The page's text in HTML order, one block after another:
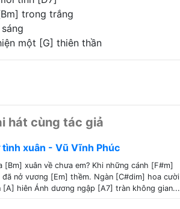
trong trắng
một [G] thiên thần
hát cùng tác giả
tình xuân - Vũ Vĩnh Phúc
[Bm] xuân về chưa em? Khi những cánh [F#m]
đã nở vương [Em] thềm. Ngàn [C#dim] hoa cười
[A] hiên Ánh dương ngập [A7] tràn không gian...